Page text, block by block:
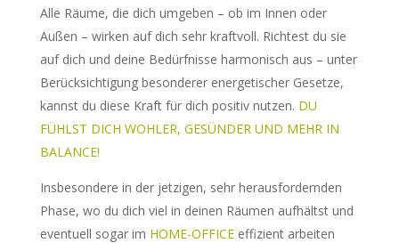
Alle Räume, die dich umgeben – ob im Innen oder
Außen – wirken auf dich sehr kraftvoll. Richtest du sie
auf dich und deine Bedürfnisse harmonisch aus – unter
Berücksichtigung besonderer energetischer Gesetze,
kannst du diese Kraft für dich positiv nutzen. DU
FÜHLST DICH WOHLER, GESÜNDER UND MEHR IN
BALANCE!
Insbesondere in der jetzigen, sehr herausfordernden
Phase, wo du dich viel in deinen Räumen aufhältst und
eventuell sogar im HOME-OFFICEeffizient arbeiten